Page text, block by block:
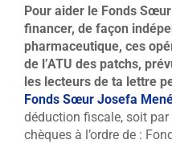
Pour aider le Fonds
financer, de façon
pharmaceutique, ces
de l’ATU des patchs,
les lecteurs de ta lettre
Fonds Sœur Josefa
déduction fiscale, soit
chèques à l’ordre de :